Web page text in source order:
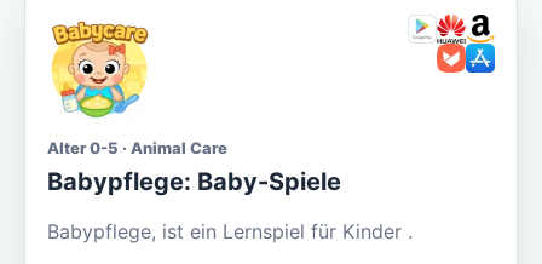
Alter 0-5 · Animal Care
Babypflege: Baby-Spiele
Babypflege, ist ein Lernspiel für Kinder .